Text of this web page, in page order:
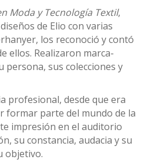
Moda y Tecnología Textil,
de Elio con varias
los reconoció y contó
ellos. Realizaron marca-
persona, sus colecciones y
profesional, desde que era
formar parte del mundo de la
impresión en el auditorio
su constancia, audacia y su
objetivo.